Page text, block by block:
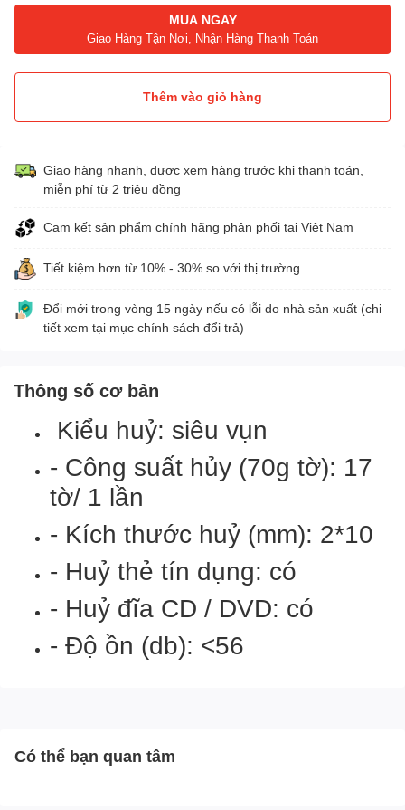
MUA NGAY
Giao Hàng Tận Nơi, Nhận Hàng Thanh Toán
Thêm vào giỏ hàng
Giao hàng nhanh, được xem hàng trước khi thanh toán,
miễn phí từ 2 triệu đồng
Cam kết sản phẩm chính hãng phân phối tại Việt Nam
Tiết kiệm hơn từ 10% - 30% so với thị trường
Đổi mới trong vòng 15 ngày nếu có lỗi do nhà sản xuất (chi
tiết xem tại mục chính sách đổi trả)
Thông số cơ bản
Kiểu huỷ: siêu vụn
- Công suất hủy (70g tờ): 17
tờ/ 1 lần
- Kích thước huỷ (mm): 2*10
- Huỷ thẻ tín dụng: có
- Huỷ đĩa CD / DVD: có
- Độ ồn (db): <56
Có thể bạn quan tâm